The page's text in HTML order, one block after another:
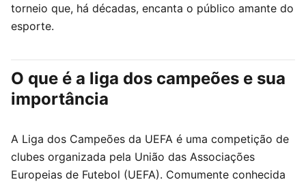
torneio que, há décadas, encanta o público amante do
esporte.
O que é a liga dos campeões e sua
importância
A Liga dos Campeões da UEFA é uma competição de
clubes organizada pela União das Associações
Europeias de Futebol (UEFA). Comumente conhecida